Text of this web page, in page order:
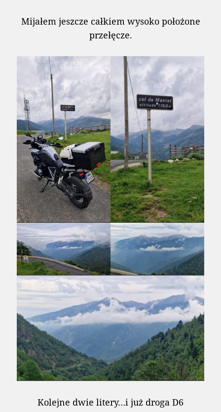
Mijałem jeszcze całkiem wysoko położone
przełęcze.
Kolejne dwie litery…i już droga D6